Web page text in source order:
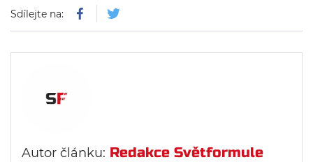
Sdílejte na:
Autor článku: Redakce Světformule